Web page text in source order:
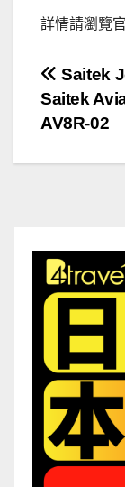
詳情請瀏覽
文
章
導
Saitek
Saitek
AV8R-02